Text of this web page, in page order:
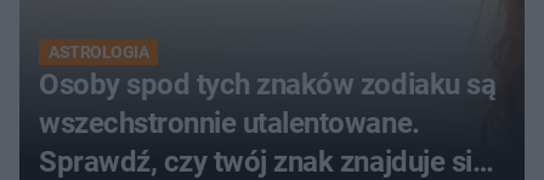
ASTROLOGIA
Osoby spod tych znaków zodiaku są
wszechstronnie utalentowane.
Sprawdź, czy twój znak znajduje się